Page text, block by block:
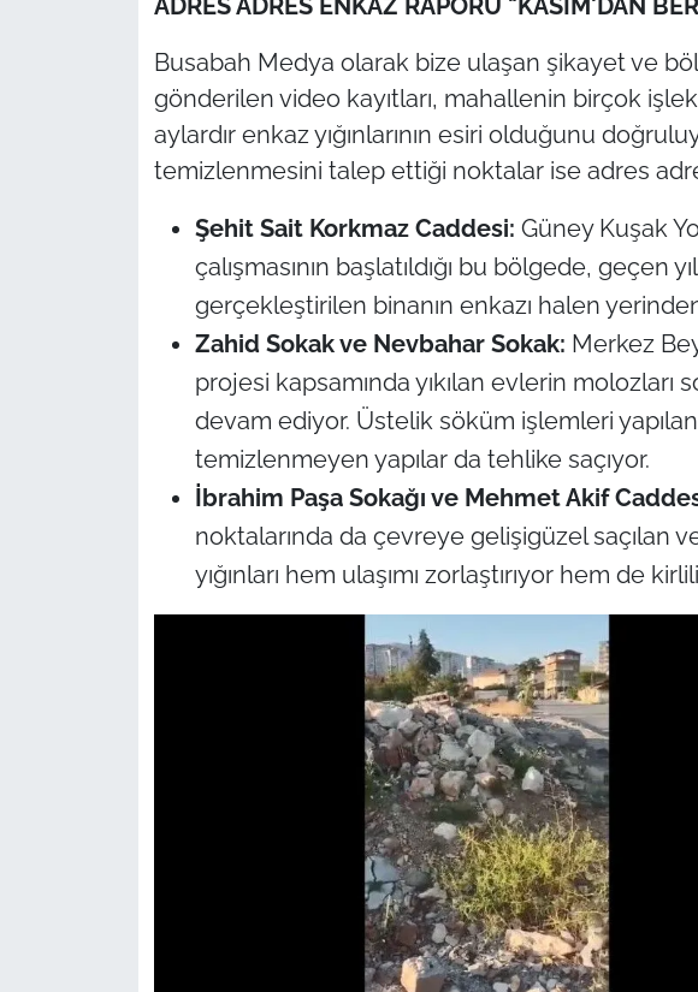
Busabah Medya olarak bize ulaşan şikayet ve
gönderilen video kayıtları, mahallenin birçok
aylardır enkaz yığınlarının esiri olduğunu
temizlenmesini talep ettiği noktalar ise adres
Şehit Sait Korkmaz Caddesi: Güney Kuşak
çalışmasının başlatıldığı bu bölgede, geçen
gerçekleştirilen binanın enkazı halen yerinden
Zahid Sokak ve Nevbahar Sokak: Merkez
projesi kapsamında yıkılan evlerin molozları
devam ediyor. Üstelik söküm işlemleri yapılan
temizlenmeyen yapılar da tehlike saçıyor.
İbrahim Paşa Sokağı ve Mehmet Akif
noktalarında da çevreye gelişigüzel saçılan
yığınları hem ulaşımı zorlaştırıyor hem de